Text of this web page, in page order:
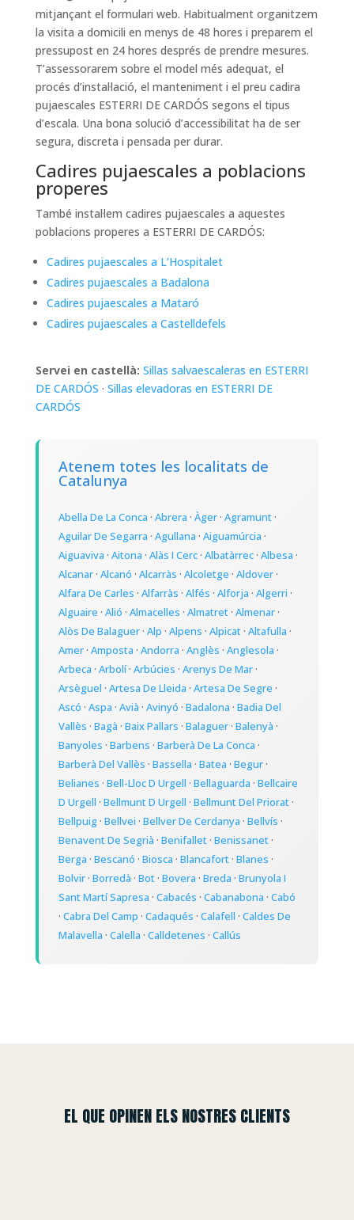
mitjançant el formulari web. Habitualment organitzem
la visita a domicili en menys de 48 hores i preparem el
pressupost en 24 hores després de prendre mesures.
T’assessorarem sobre el model més adequat, el
procés d’instal·lació, el manteniment i el preu cadira
pujaescales ESTERRI DE CARDÓS segons el tipus
d’escala. Una bona solució d’accessibilitat ha de ser
segura, discreta i pensada per durar.
Cadires pujaescales a poblacions
properes
També instal·lem cadires pujaescales a aquestes
poblacions properes a ESTERRI DE CARDÓS:
Cadires pujaescales a L’Hospitalet
Cadires pujaescales a Badalona
Cadires pujaescales a Mataró
Cadires pujaescales a Castelldefels
Servei en castellà: Sillas salvaescaleras en ESTERRI
DE CARDÓS · Sillas elevadoras en ESTERRI DE
CARDÓS
Atenem totes les localitats de
Catalunya
Abella De La Conca · Abrera · Àger· Agramunt·
Aguilar De Segarra · Agullana · Aiguamúrcia ·
Aiguaviva · Aitona · Alàs I Cerc· Albatàrrec· Albesa ·
Alcanar· Alcanó · Alcarràs · Alcoletge · Aldover·
Alfara De Carles · Alfarràs · Alfés · Alforja · Algerri ·
Alguaire · Alió · Almacelles · Almatret· Almenar·
Alòs De Balaguer· Alp · Alpens · Alpicat· Altafulla ·
Amer· Amposta · Andorra · Anglès · Anglesola ·
Arbeca · Arbolí· Arbúcies · Arenys De Mar·
Arsèguel · Artesa De Lleida · Artesa De Segre ·
Ascó · Aspa · Avià · Avinyó · Badalona · Badia Del
Vallès · Bagà · Baix Pallars · Balaguer· Balenyà ·
Banyoles · Barbens · Barberà De La Conca ·
Barberà Del Vallès · Bassella · Batea · Begur·
Belianes · Bell-Lloc D Urgell · Bellaguarda · Bellcaire
D Urgell · Bellmunt D Urgell · Bellmunt Del Priorat·
Bellpuig· Bellvei · Bellver De Cerdanya · Bellvís ·
Benavent De Segrià · Benifallet· Benissanet·
Berga · Bescanó · Biosca · Blancafort· Blanes ·
Bolvir· Borredà · Bot· Bovera · Breda · Brunyola I
Sant Martí Sapresa · Cabacés · Cabanabona · Cabó
· Cabra Del Camp · Cadaqués · Calafell · Caldes De
Malavella · Calella · Calldetenes · Callús
EL QUE OPINEN ELS NOSTRES CLIENTS